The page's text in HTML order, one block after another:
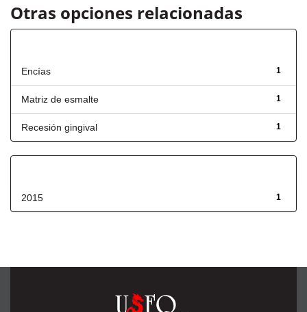
Otras opciones relacionadas
1
Encías
1
Matriz de esmalte
1
Recesión gingival
1
2015